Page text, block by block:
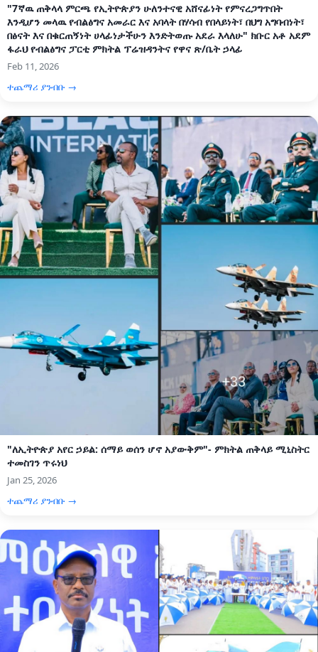
"7ኛዉ ጠቅላላ ምርጫ የኢትዮጵያን ሁለንተናዊ አሸናፊነት የምናረጋግጥበት
እንዲሆን መላዉ የብልፅግና አመራር እና አባላት በሃሳብ የበላይነት፣ በህግ አግባብነት፣
በፅናት እና በቁርጠኝነት ሀላፊነታችሁን እንድትወጡ አደራ እላለሁ" ክቡር አቶ አደም
ፋራህ የብልፅግና ፓርቲ ምክትል ፕሬዝዳንትና የዋና ጽ/ቤት ኃላፊ
Feb 11, 2026
ተጨማሪ ያንብቡ →
"ለኢትዮጵያ አየር ኃይል: ሰማይ ወሰን ሆኖ አያውቅም"- ምክትል ጠቅላይ ሚኒስትር
ተመስገን ጥሩነህ
Jan 25, 2026
ተጨማሪ ያንብቡ →